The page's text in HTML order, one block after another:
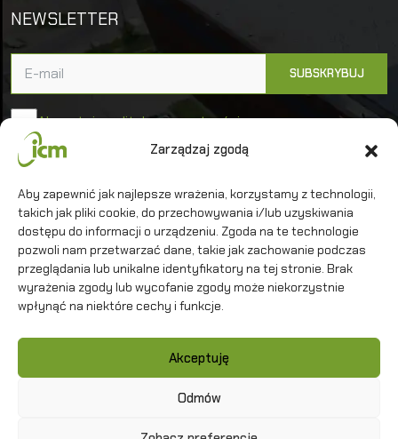
Zarządzaj zgodą
Aby zapewnić jak najlepsze wrażenia, korzystamy z technologii,
takich jak pliki cookie, do przechowywania i/lub uzyskiwania
dostępu do informacji o urządzeniu. Zgoda na te technologie
pozwoli nam przetwarzać dane, takie jak zachowanie podczas
przeglądania lub unikalne identyfikatory na tej stronie. Brak
wyrażenia zgody lub wycofanie zgody może niekorzystnie
wpłynąć na niektóre cechy i funkcje.
Akceptuję
Odmów
NEWSLETTER
Akceptuję politykę prywatności
Uniwersytet Warszawski
Interdyscyplinarne Centrum Modelowania
Matematycznego i Komputerowego
Kontakt
Polityka prywatności